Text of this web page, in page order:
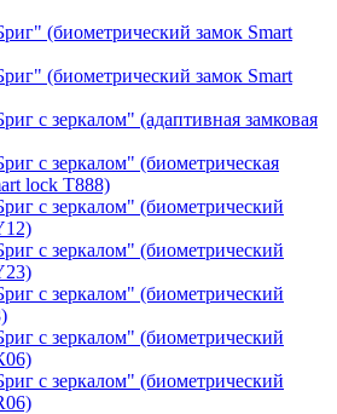
(биометрический замок Smart
(биометрический замок Smart
с зеркалом" (адаптивная замковая
с зеркалом" (биометрическая
lock T888)
с зеркалом" (биометрический
с зеркалом" (биометрический
с зеркалом" (биометрический
с зеркалом" (биометрический
с зеркалом" (биометрический